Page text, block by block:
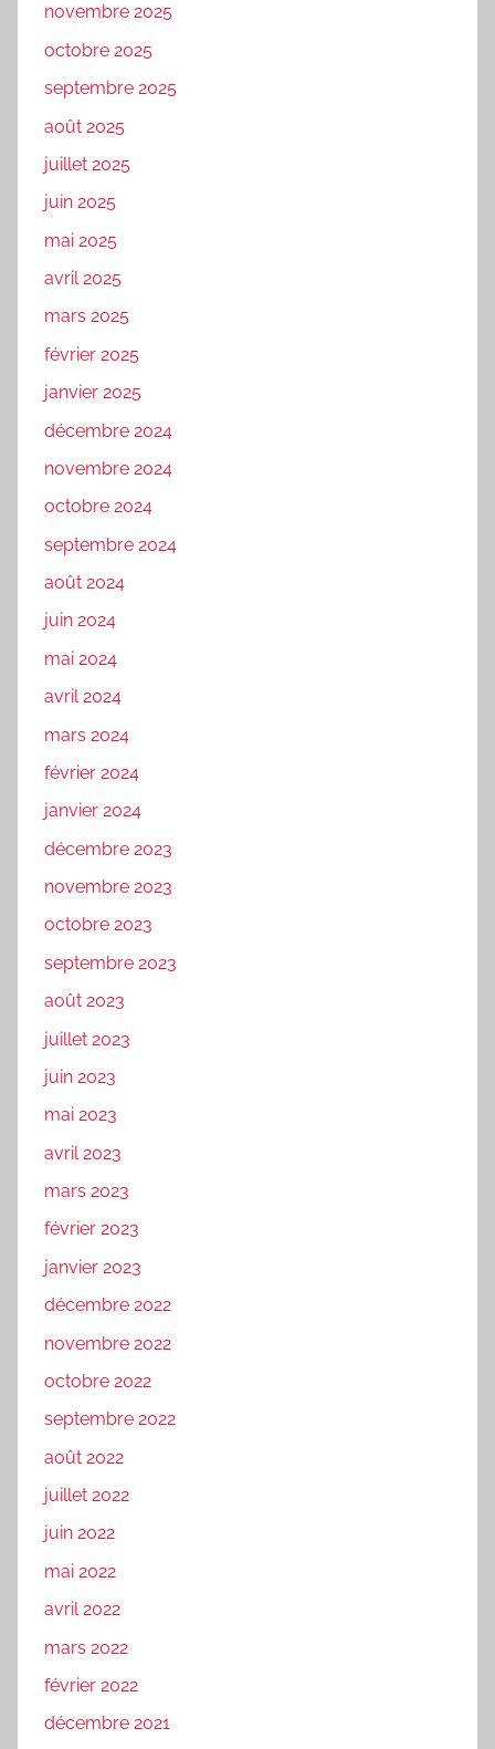
novembre 2025
octobre 2025
septembre 2025
août 2025
juillet 2025
juin 2025
mai 2025
avril 2025
mars 2025
février 2025
janvier 2025
décembre 2024
novembre 2024
octobre 2024
septembre 2024
août 2024
juin 2024
mai 2024
avril 2024
mars 2024
février 2024
janvier 2024
décembre 2023
novembre 2023
octobre 2023
septembre 2023
août 2023
juillet 2023
juin 2023
mai 2023
avril 2023
mars 2023
février 2023
janvier 2023
décembre 2022
novembre 2022
octobre 2022
septembre 2022
août 2022
juillet 2022
juin 2022
mai 2022
avril 2022
mars 2022
février 2022
décembre 2021